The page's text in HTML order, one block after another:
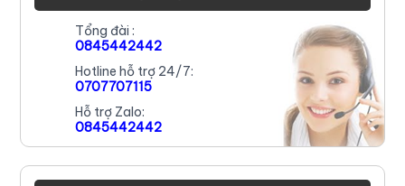
Tổng đài :
0845442442
Hotline hỗ trợ 24/7:
0707707115
Hỗ trợ Zalo:
0845442442